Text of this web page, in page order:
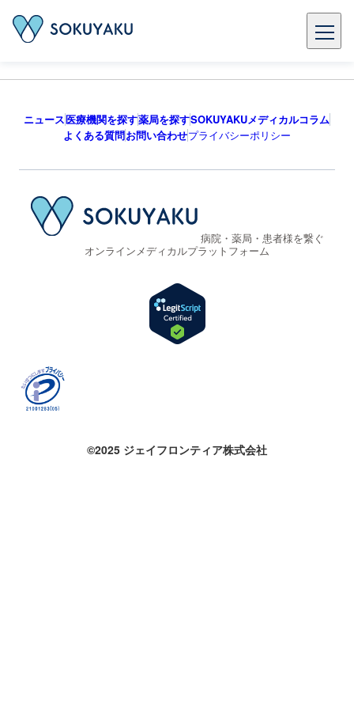
ニュース医療機関を探す薬局を探すSOKUYAKUメディカルコラム
よくある質問お問い合わせプライバシーポリシー
病院・薬局・患者様を繋ぐ
オンラインメディカルプラットフォーム
©2025 ジェイフロンティア株式会社